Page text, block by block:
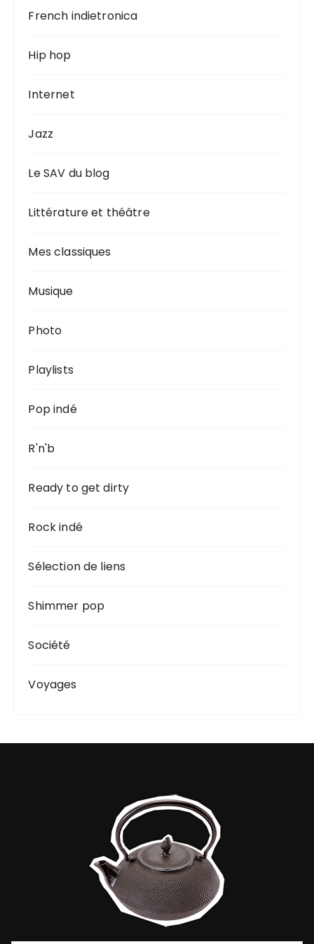
French indietronica
Hip hop
Internet
Jazz
Le SAV du blog
Littérature et théâtre
Mes classiques
Musique
Photo
Playlists
Pop indé
R'n'b
Ready to get dirty
Rock indé
Sélection de liens
Shimmer pop
Société
Voyages